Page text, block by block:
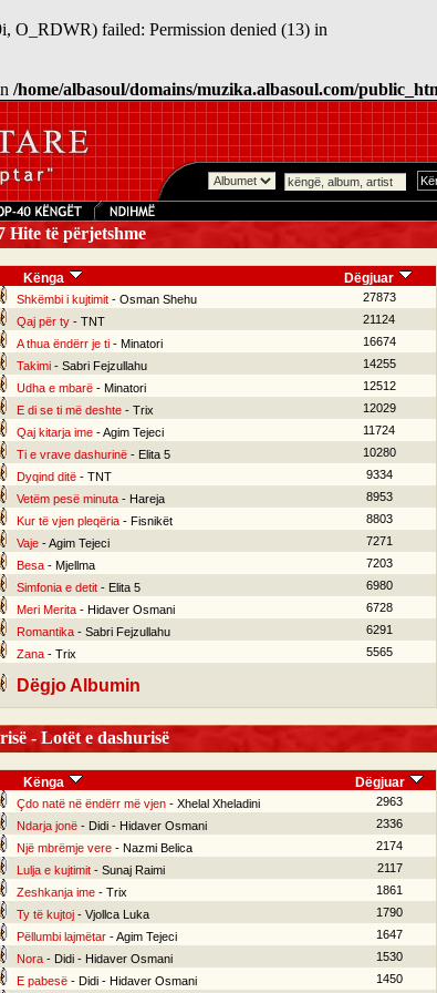
O_RDWR) failed: Permission denied (13) in
/home/albasoul/domains/muzika.albasoul.com/
Hite të përjetshme
Dëgjuar
Shkëmbi i kujtimit- Osman Shehu
27873
Qaj për ty- TNT
21124
A thua ëndërr je ti- Minatori
16674
Takimi- Sabri Fejzullahu
14255
Udha e mbarë- Minatori
12512
E di se ti më deshte- Trix
12029
Qaj kitarja ime- Agim Tejeci
11724
Ti e vrave dashurinë- Elita 5
10280
Dyqind ditë- TNT
9334
Vetëm pesë minuta- Hareja
8953
Kur të vjen pleqëria- Fisnikët
8803
Vaje- Agim Tejeci
7271
Besa- Mjellma
7203
Simfonia e detit- Elita 5
6980
Meri Merita- Hidaver Osmani
6728
Romantika- Sabri Fejzullahu
6291
Zana- Trix 5565
Dëgjo Albumin
- Lotët e dashurisë
Dëgjuar
Çdo natë në ëndërr më vjen- Xhelal Xheladini
2963
Ndarja jonë- Didi - Hidaver Osmani
2336
Një mbrëmje vere- Nazmi Belica
2174
Lulja e kujtimit- Sunaj Raimi
2117
Zeshkanja ime- Trix
1861
Ty të kujtoj- Vjollca Luka
1790
Pëllumbi lajmëtar- Agim Tejeci
1647
Nora- Didi - Hidaver Osmani
1530
E pabesë- Didi - Hidaver Osmani 1450